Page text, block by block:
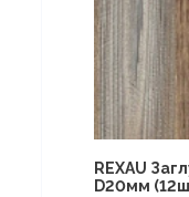
REXAU
D20мм